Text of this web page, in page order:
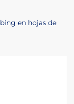
en hojas de